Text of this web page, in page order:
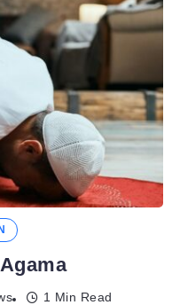
1 Min Read